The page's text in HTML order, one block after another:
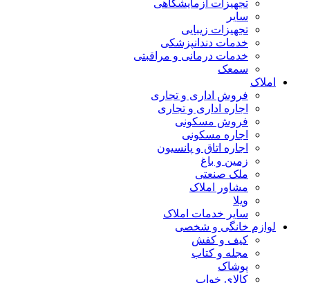
تجهیزات آزمایشگاهی
سایر
تجهیزات زیبایی
خدمات دندانپزشکی
خدمات درمانی و مراقبتی
سمعک
املاک
فروش اداری و تجاری
اجاره اداری و تجاری
فروش مسکونی
اجاره مسکونی
اجاره اتاق و پانسیون
زمین و باغ
ملک صنعتی
مشاور املاک
ویلا
سایر خدمات املاک
لوازم خانگی و شخصی
کیف و کفش
مجله و کتاب
پوشاک
کالای خواب